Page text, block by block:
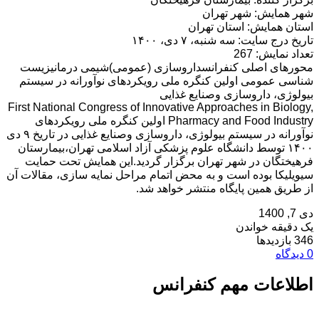
شهر همایش: شهر تهران
استان همایش: استان تهران
تاریخ درج سایت: سه شنبه، ۷ دی، ۱۴۰۰
تعداد نمایش: 267
محورهای اصلی کنفرانسداروسازی (عمومی)شیمی درمانیزیست
شناسی عمومی اولین کنگره ملی رویکردهای نوآورانه در سیستم
بیولوژی، داروسازی وصنایع غذایی
First National Congress of Innovative Approaches in Biology,
Pharmacy and Food Industry اولین کنگره ملی رویکردهای
نوآورانه در سیستم بیولوژی، داروسازی وصنایع غذایی در تاریخ ۹ دی
۱۴۰۰ توسط دانشگاه علوم پزشکی آزاد اسلامی تهران،بیمارستان
فرهیختگان در شهر تهران برگزار گردید.این همایش تحت حمایت
سیویلیکا بوده است و به محض اتمام مراحل نمایه سازی، مقالات آن
از طریق همین پایگاه منتشر خواهد شد.
دی 7, 1400
یک دقیقه خواندن
346 بازدیدها
0 دیدگاه
اطلاعات مهم کنفرانس